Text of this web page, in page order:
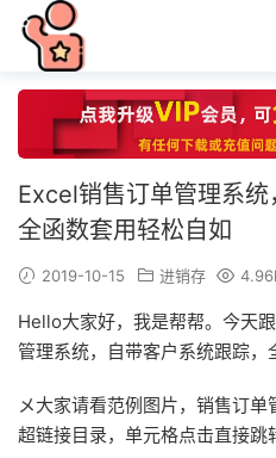
Excel销售订单管理系统
全函数套用轻松自如
2019-10-15 进销存
Hello大家好，我是帮帮。今天
管理系统，自带客户系统跟踪，
メ大家请看范例图片，销售订
超链接目录，单元格点击直接跳